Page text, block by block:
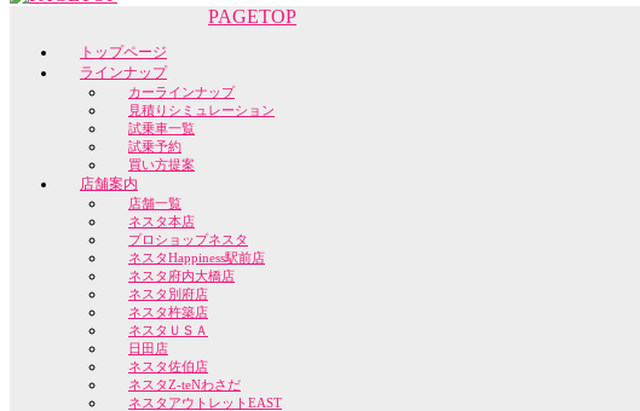
PAGETOP
トップページ
ラインナップ
カーラインナップ
見積りシミュレーション
試乗車一覧
試乗予約
買い方提案
店舗案内
店舗一覧
ネスタ本店
プロショップネスタ
ネスタHappiness駅前店
ネスタ府内大橋店
ネスタ別府店
ネスタ杵築店
ネスタＵＳＡ
日田店
ネスタ佐伯店
ネスタZ-teNわさだ
ネスタアウトレットEAST